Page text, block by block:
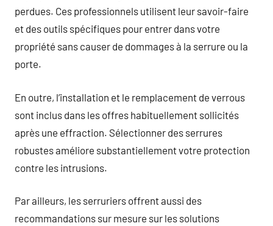
perdues. Ces professionnels utilisent leur savoir-faire
et des outils spécifiques pour entrer dans votre
propriété sans causer de dommages à la serrure ou la
porte.
En outre, l’installation et le remplacement de verrous
sont inclus dans les offres habituellement sollicités
après une effraction. Sélectionner des serrures
robustes améliore substantiellement votre protection
contre les intrusions.
Par ailleurs, les serruriers offrent aussi des
recommandations sur mesure sur les solutions